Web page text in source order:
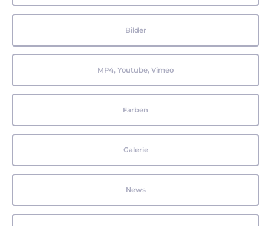
Bilder
MP4, Youtube, Vimeo
Farben
Galerie
News